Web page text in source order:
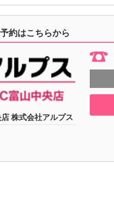
約はこちらから
株式会社アルプス